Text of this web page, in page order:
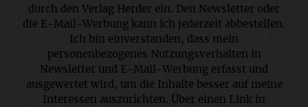
durch den Verlag Herder ein. Den Newsletter oder
die E-Mail-Werbung kann ich jederzeit abbestellen.
Ich bin einverstanden, dass mein
personenbezogenes Nutzungsverhalten in
Newsletter und E-Mail-Werbung erfasst und
ausgewertet wird, um die Inhalte besser auf meine
Interessen auszurichten. Über einen Link in